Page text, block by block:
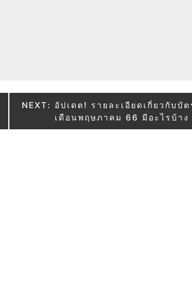
NEXT: อัปเดต! รายละเอียดเกี่ยวกับบั
เดือนพฤษภาคม 66 มีอะไรบ้าง